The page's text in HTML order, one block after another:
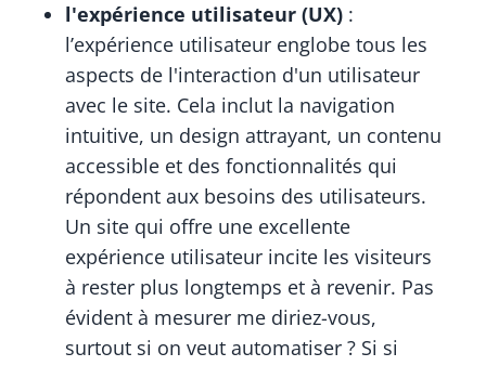
l'expérience utilisateur (UX) :
l’expérience utilisateur englobe tous les
aspects de l'interaction d'un utilisateur
avec le site. Cela inclut la navigation
intuitive, un design attrayant, un contenu
accessible et des fonctionnalités qui
répondent aux besoins des utilisateurs.
Un site qui offre une excellente
expérience utilisateur incite les visiteurs
à rester plus longtemps et à revenir. Pas
évident à mesurer me diriez-vous,
surtout si on veut automatiser ? Si si